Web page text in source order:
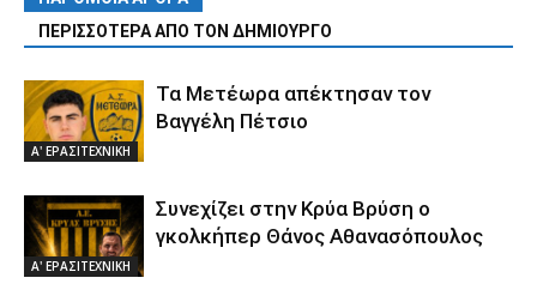
ΠΕΡΙΣΣΟΤΕΡΑ ΑΠΟ ΤΟΝ ΔΗΜΙΟΥΡΓΟ
Α' ΕΡΑΣΙΤΕΧΝΙΚΗ
Τα Μετέωρα απέκτησαν τον
Βαγγέλη Πέτσιο
Α' ΕΡΑΣΙΤΕΧΝΙΚΗ
Συνεχίζει στην Κρύα Βρύση ο
γκολκήπερ Θάνος Αθανασόπουλος